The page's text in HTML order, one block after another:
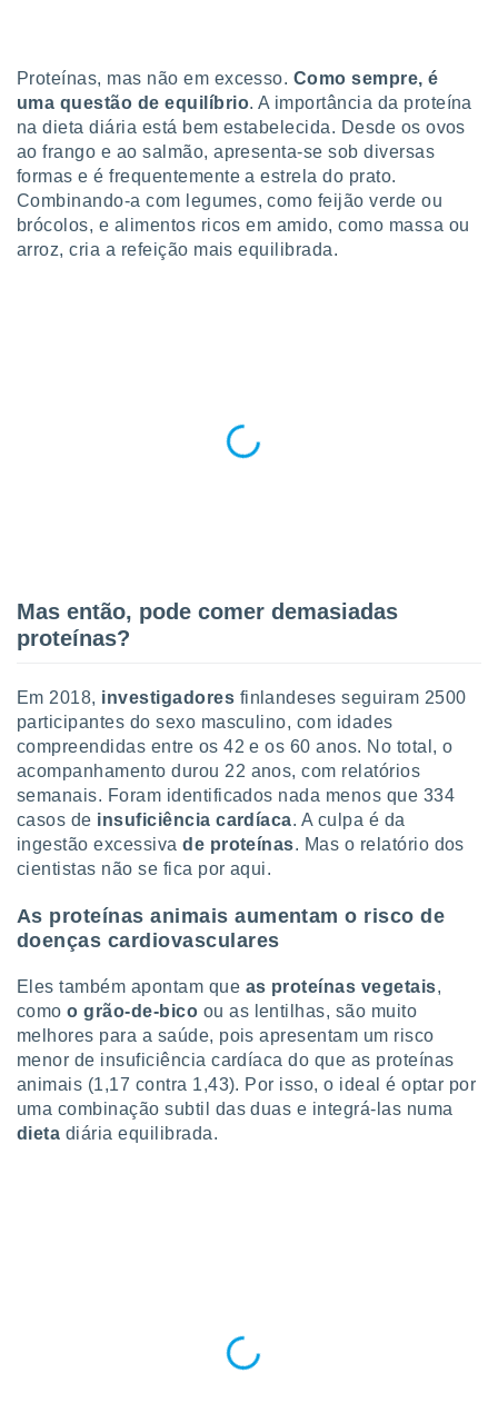
com
na nossa
e
a
cookies
de que
navegação
não
o
ou
Pode
ao
através
nós e
Proteínas, mas não em excesso. Como sempre, é
uma questão de equilíbrio. A importância da proteína
na dieta diária está bem estabelecida. Desde os ovos
ao frango e ao salmão, apresenta-se sob diversas
formas e é frequentemente a estrela do prato.
Combinando-a com legumes, como feijão verde ou
brócolos, e alimentos ricos em amido, como massa ou
arroz, cria a refeição mais equilibrada.
Mas então, pode comer demasiadas
proteínas?
Em 2018, investigadores finlandeses seguiram 2500
participantes do sexo masculino, com idades
compreendidas entre os 42 e os 60 anos. No total, o
acompanhamento durou 22 anos, com relatórios
semanais. Foram identificados nada menos que 334
casos de insuficiência cardíaca. A culpa é da
ingestão excessivade proteínas. Mas o relatório dos
cientistas não se fica por aqui.
As proteínas animais aumentam o risco de
doenças cardiovasculares
Eles também apontam que as proteínas vegetais,
comoo grão-de-bico ou as lentilhas, são muito
melhores para a saúde, pois apresentam um risco
menor de insuficiência cardíaca do que as proteínas
animais (1,17 contra 1,43). Por isso, o ideal é optar por
uma combinação subtil das duas e integrá-las numa
dieta diária equilibrada.